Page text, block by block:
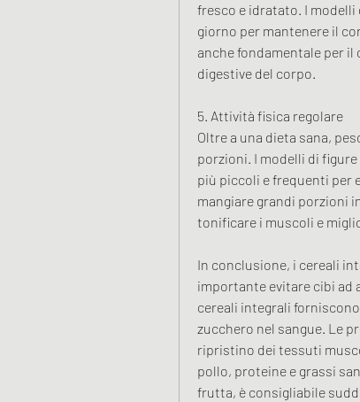
fresco e idratato. I modelli
giorno per mantenere il
anche fondamentale per
digestive del corpo.
5. Attività fisica regolare
Oltre a una dieta sana,
porzioni. I modelli di
più piccoli e frequenti per
mangiare grandi porzioni
tonificare i muscoli e
In conclusione, i cereali
importante evitare cibi ad
cereali integrali
zucchero nel sangue. Le
ripristino dei tessuti
pollo, proteine ​​e grassi
frutta, è consigliabile